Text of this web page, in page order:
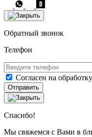
Обратный звонок
Телефон
Согласен на
Отправить
Спасибо!
Мы свяжемся с Вами в